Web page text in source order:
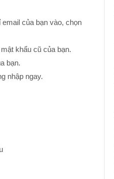
của bạn vào, chọn
khẩu cũ của bạn.
bạn.
nhập ngay.